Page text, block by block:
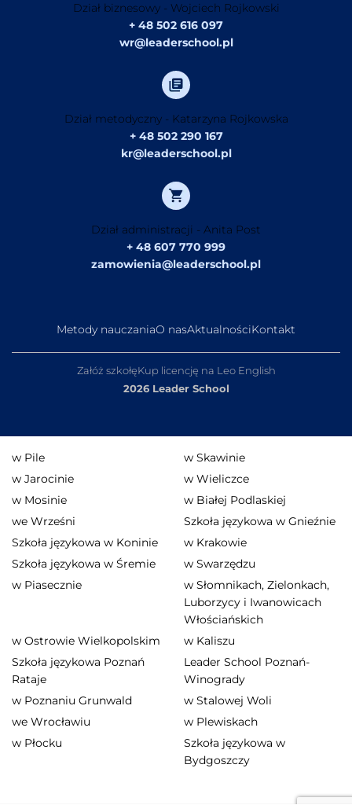
Dział biznesowy - Wojciech Rojkowski
+ 48 502 616 097
wr@leaderschool.pl
Dział metodyczny - Katarzyna Rojkowska
+ 48 502 290 167
kr@leaderschool.pl
Dział administracji - Anita Post
+ 48 607 770 999
zamowienia@leaderschool.pl
Metody nauczaniaO nasAktualnościKontakt
2026 Leader School
Załóż szkołęKup licencję na Leo English
w Pile
w Skawinie
w Jarocinie
w Wieliczce
w Mosinie
w Białej Podlaskiej
we Wrześni
Szkoła językowa w Gnieźnie
Szkoła językowa w Koninie
w Krakowie
Szkoła językowa w Śremie
w Swarzędzu
w Piasecznie
w Słomnikach, Zielonkach,
Luborzycy i Iwanowicach
Włościańskich
w Ostrowie Wielkopolskim
w Kaliszu
Szkoła językowa Poznań
Rataje
Leader School Poznań-
Winogrady
w Poznaniu Grunwald
w Stalowej Woli
we Wrocławiu
w Plewiskach
w Płocku
Szkoła językowa w
Bydgoszczy